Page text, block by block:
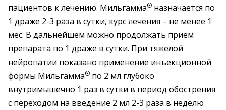
пациентов к лечению. Мильгамма® назначается по
1 драже 2-3 раза в сутки, курс лечения – не менее 1
мес. В дальнейшем можно продолжать прием
препарата по 1 драже в сутки. При тяжелой
нейропатии показано применение инъекционной
формы Мильгамма® по 2 мл глубоко
внутримышечно 1 раз в сутки в период обострения
с переходом на введение 2 мл 2-3 раза в неделю